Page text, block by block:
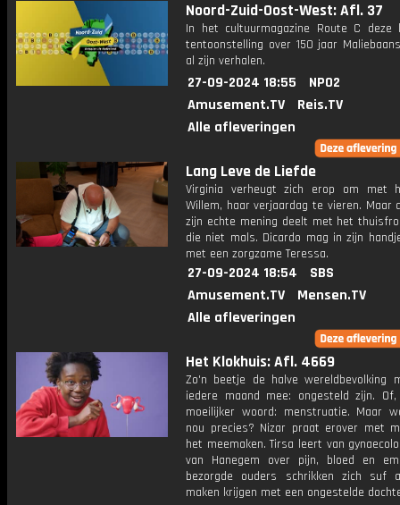
Noord-Zuid-Oost-West: Afl. 37
In het cultuurmagazine Route C deze
tentoonstelling over 150 jaar
al zijn verhalen.
27-09-2024 18:55
NPO2
Amusement.TV
Reis.TV
Alle afleveringen
Lang Leve de Liefde
Virginia verheugt zich erop om met
Willem, haar verjaardag te vieren. Maar
zijn echte mening deelt met het
die niet mals. Dicardo mag in zijn
met een zorgzame Teressa.
27-09-2024 18:54
SBS
Amusement.TV
Mensen.TV
Alle afleveringen
Het Klokhuis: Afl. 4669
Zo'n beetje de halve wereldbevolking
iedere maand mee: ongesteld zijn.
moeilijker woord: menstruatie. Maar
nou precies? Nizar praat erover met
het meemaken. Tirsa leert van
van Hanegem over pijn, bloed en
bezorgde ouders schrikken zich suf
maken krijgen met een ongestelde